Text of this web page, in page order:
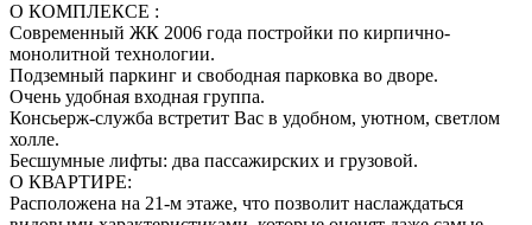
О КОМПЛЕКСЕ :
Современный ЖК 2006 года постройки по кирпично-
монолитной технологии.
Подземный паркинг и свободная парковка во дворе.
Очень удобная входная группа.
Консьерж-служба встретит Вас в удобном, уютном, светлом
холле.
Бесшумные лифты: два пассажирских и грузовой.
О КВАРТИРЕ:
Расположена на 21-м этаже, что позволит наслаждаться